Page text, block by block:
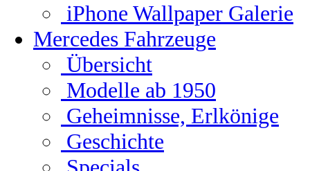
iPhone Wallpaper Galerie
Mercedes Fahrzeuge
Übersicht
Modelle ab 1950
Geheimnisse, Erlkönige
Geschichte